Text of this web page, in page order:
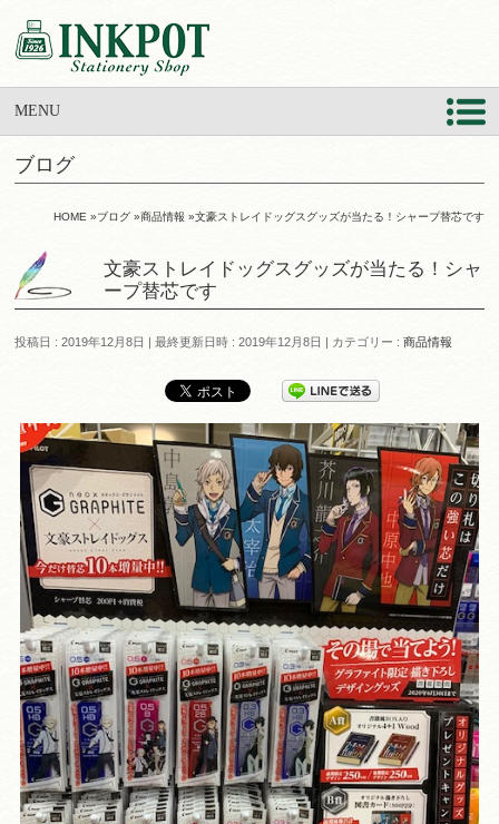
MENU
ブログ
HOME »ブログ»商品情報 »文豪ストレイドッグスグッズが当たる！シャープ替芯です
文豪ストレイドッグスグッズが当たる！シャ
ープ替芯です
投稿日 : 2019年12月8日 最終更新日時 : 2019年12月8日 カテゴリー :商品情報